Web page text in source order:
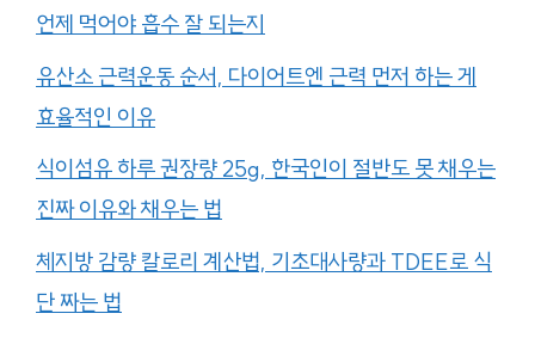
언제 먹어야 흡수 잘 되는지
유산소 근력운동 순서, 다이어트엔 근력 먼저 하는 게
효율적인 이유
식이섬유 하루 권장량 25g, 한국인이 절반도 못 채우는
진짜 이유와 채우는 법
체지방 감량 칼로리 계산법, 기초대사량과 TDEE로 식
단 짜는 법